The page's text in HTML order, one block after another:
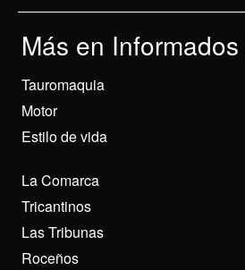
Más en Informados
Tauromaquia
Motor
Estilo de vida
La Comarca
Tricantinos
Las Tribunas
Roceños